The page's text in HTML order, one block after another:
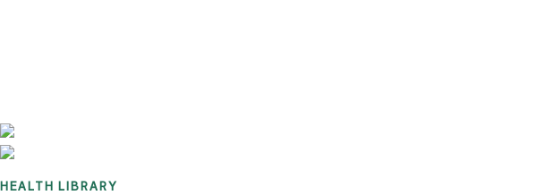
HEALTH LIBRARY